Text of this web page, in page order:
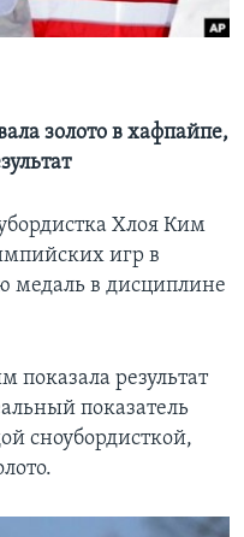
золото в хафпайпе,
Хлоя Ким
игр в
медаль в дисциплине
показала результат
показатель
сноубордисткой,